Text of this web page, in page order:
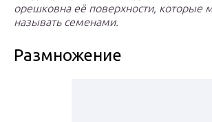
орешковна её поверхности, которые
называть семенами.
Размножение